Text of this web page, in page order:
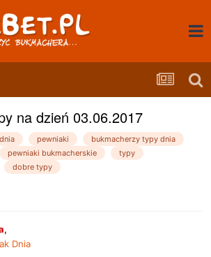
na dzień 03.06.2017
pewniaki
bukmacherzy typy dnia
pewniaki bukmacherskie
typy
dobre typy
,
Dnia